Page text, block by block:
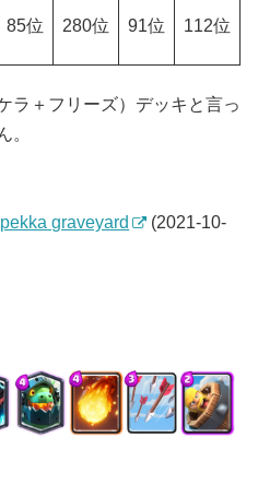
85位 280位 91位 112位
ラ＋フリーズ）デッキと言っ
。
graveyard
(2021-10-